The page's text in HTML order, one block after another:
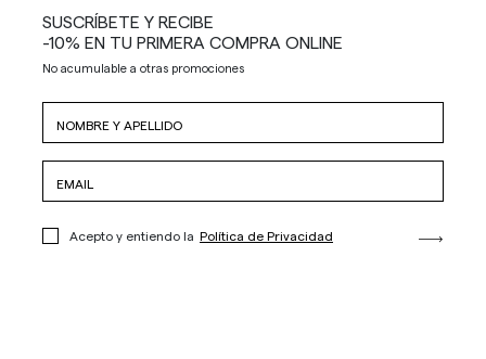
SUSCRÍBETE Y RECIBE
-10% EN TU PRIMERA COMPRA ONLINE
No acumulable a otras promociones
Acepto y entiendo la Política de Privacidad